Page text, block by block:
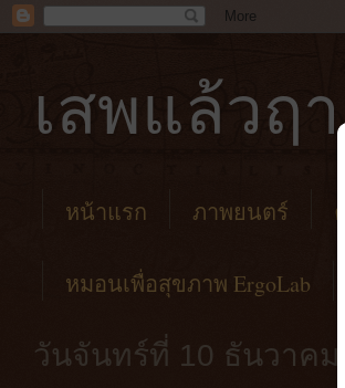
เสพแล้วฤ
หน้าแรก ภาพยนตร์
หมอนเพื่อสุขภาพ ErgoLab
วันจันทร์ที่ 10 ธันวาค